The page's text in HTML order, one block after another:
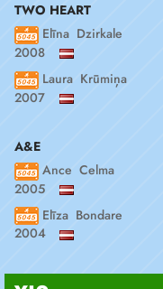
TWO HEART
Elīna Dzirkale
2008
Laura Krūmiņa
2007
A&E
Ance Celma
2005
Elīza Bondare
2004